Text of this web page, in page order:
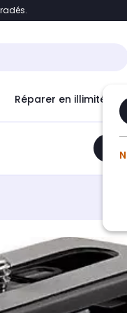
Accéder
Réparer en illimité